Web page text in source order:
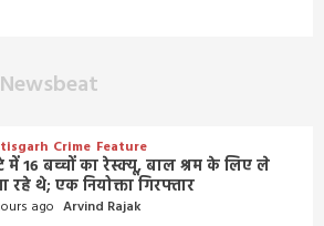
Newsbeat
Crime Feature
में 16 बच्चों का रेस्क्यू, बाल श्रम के लिए ले
रहे थे; एक नियोक्ता गिरफ्तार
ago Arvind Rajak